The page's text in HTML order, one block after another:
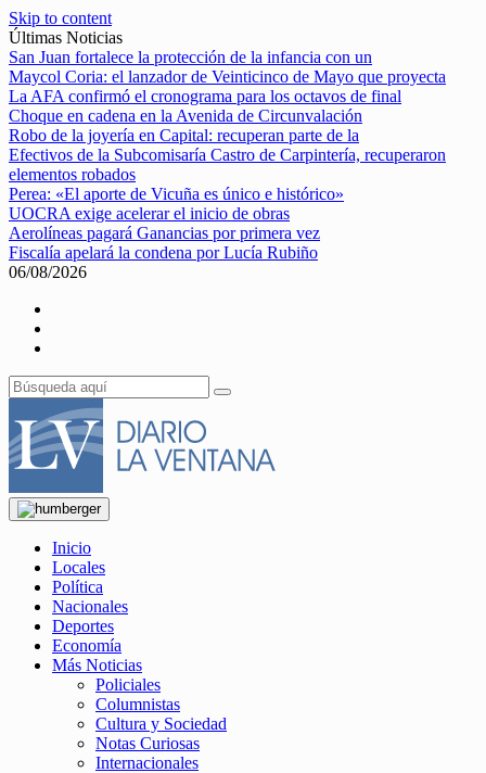
Skip to content
Últimas Noticias
San Juan fortalece la protección de la infancia con un
Maycol Coria: el lanzador de Veinticinco de Mayo que proyecta
La AFA confirmó el cronograma para los octavos de final
Choque en cadena en la Avenida de Circunvalación
Robo de la joyería en Capital: recuperan parte de la
Efectivos de la Subcomisaría Castro de Carpintería, recuperaron
elementos robados
Perea: «El aporte de Vicuña es único e histórico»
UOCRA exige acelerar el inicio de obras
Aerolíneas pagará Ganancias por primera vez
Fiscalía apelará la condena por Lucía Rubiño
06/08/2026
Inicio
Locales
Política
Nacionales
Deportes
Economía
Más Noticias
Policiales
Columnistas
Cultura y Sociedad
Notas Curiosas
Internacionales